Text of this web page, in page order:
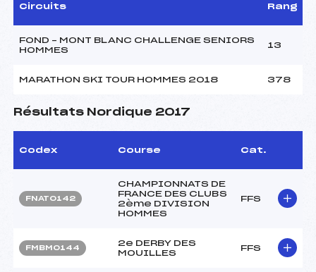
Circuits Rang
FOND – MONT BLANC CHALLENGE SENIORS
HOMMES
13
MARATHON SKI TOUR HOMMES 2018 378
Résultats Nordique 2017
Codex Course Cat.
FNAT0142
CHAMPIONNATS DE
FRANCE DES CLUBS
2ème DIVISION
HOMMES
FFS
FMBM0144
2e DERBY DES
MOUILLES
FFS